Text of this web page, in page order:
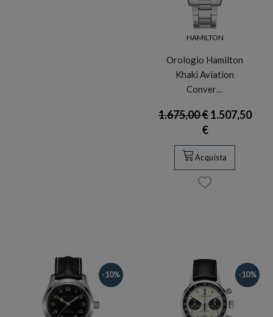
HAMILTON
Orologio Hamilton
Khaki Aviation
Conver…
1.675,00 €1.507,50
€
Acquista
-10% -10%